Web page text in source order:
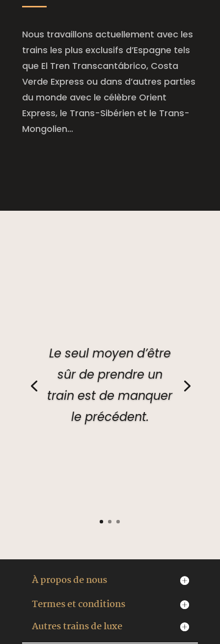
Nous travaillons actuellement avec les
trains les plus exclusifs d’Espagne tels
que El Tren Transcantábrico, Costa
Verde Express ou dans d’autres parties
du monde avec le célèbre Orient
Express, le Trans-Sibérien et le Trans-
Mongolien…
Le seul moyen d’être
sûr de prendre un
train est de manquer
le précédent.
À propos de nous
Termes et conditions
Autres trains de luxe